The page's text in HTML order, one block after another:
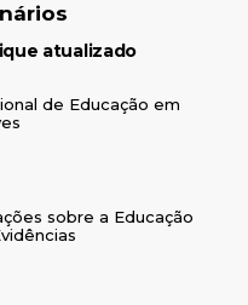
atualizado
de Educação em
sobre a Educação